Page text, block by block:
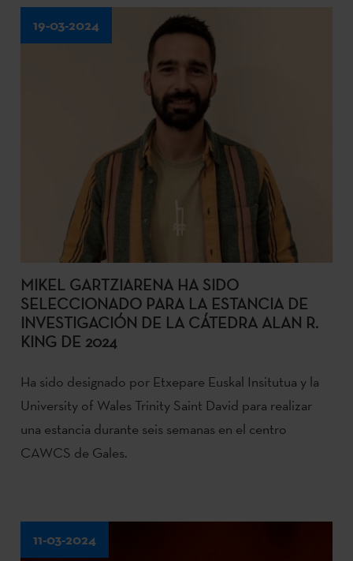
19-03-2024
MIKEL GARTZIARENA HA SIDO
SELECCIONADO PARA LA ESTANCIA DE
INVESTIGACIÓN DE LA CÁTEDRA ALAN R.
KING DE 2024
Ha sido designado por Etxepare Euskal Insitutua y la
University of Wales Trinity Saint David para realizar
una estancia durante seis semanas en el centro
CAWCS de Gales.
11-03-2024